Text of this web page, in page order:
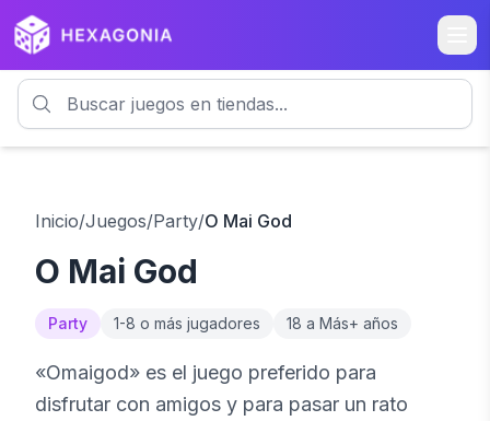
Inicio/Juegos/Party/O Mai God
O Mai God
Party 1-8 o más jugadores 18 a Más+ años
«Omaigod» es el juego preferido para
disfrutar con amigos y para pasar un rato